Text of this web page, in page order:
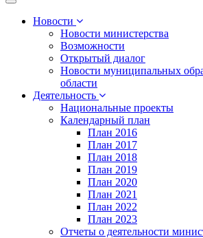
Toggle
navigationНовости
Новости министерства
Возможности
Открытый диалог
Новости муниципальных
области
Деятельность
Национальные проекты
Календарный план
План 2016
План 2017
План 2018
План 2019
План 2020
План 2021
План 2022
План 2023
Отчеты о деятельности